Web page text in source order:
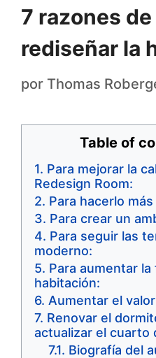
7 razones
rediseñar la
por Thomas
Table of
Para mejorar la
Redesign Room:
Para hacerlo
Para crear un
Para seguir las
moderno:
Para aumentar
habitación:
Aumentar el
Renovar el
actualizar el cuarto
Biografía del